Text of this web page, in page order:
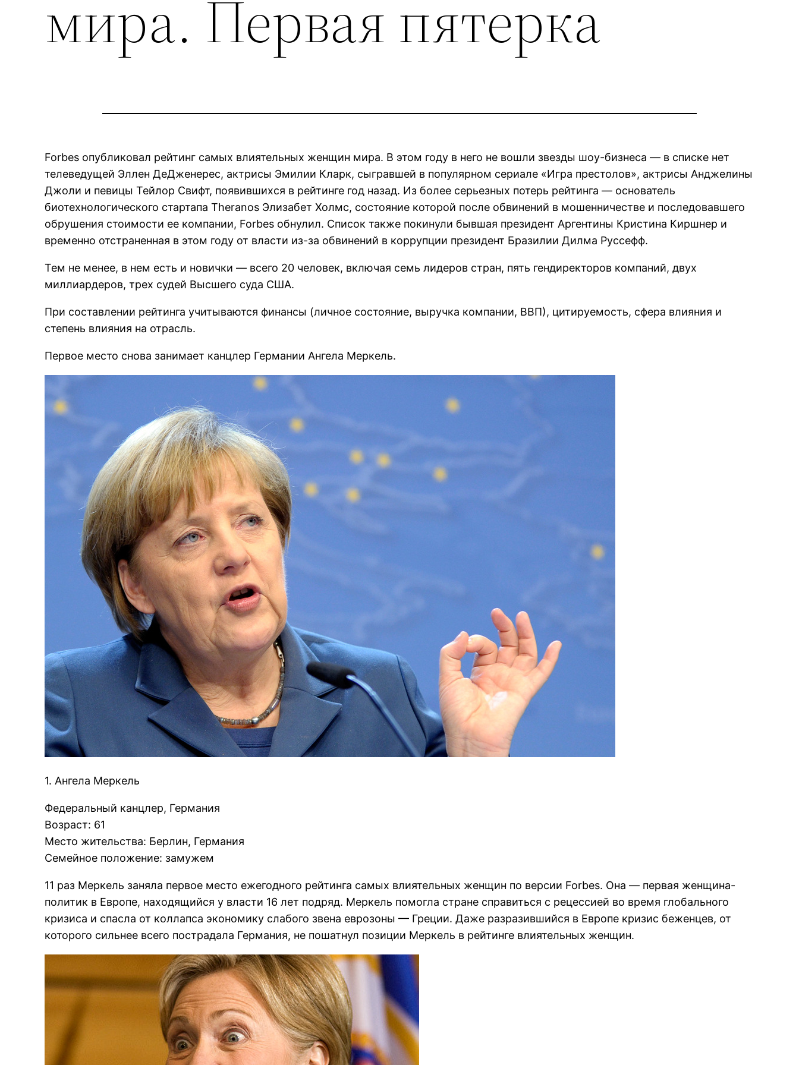
мира. Первая пятерка
Forbes опубликовал рейтинг самых влиятельных женщин мира. В этом году в него не вошли звезды шоу-бизнеса — в списке нет
телеведущей Эллен ДеДженерес, актрисы Эмилии Кларк, сыгравшей в популярном сериале «Игра престолов», актрисы Анджелины
Джоли и певицы Тейлор Свифт, появившихся в рейтинге год назад. Из более серьезных потерь рейтинга — основатель
биотехнологического стартапа Theranos Элизабет Холмс, состояние которой после обвинений в мошенничестве и последовавшего
обрушения стоимости ее компании, Forbes обнулил. Список также покинули бывшая президент Аргентины Кристина Киршнер и
временно отстраненная в этом году от власти из-за обвинений в коррупции президент Бразилии Дилма Руссефф.
Тем не менее, в нем есть и новички — всего 20 человек, включая семь лидеров стран, пять гендиректоров компаний, двух
миллиардеров, трех судей Высшего суда США.
При составлении рейтинга учитываются финансы (личное состояние, выручка компании, ВВП), цитируемость, сфера влияния и
степень влияния на отрасль.
Первое место снова занимает канцлер Германии Ангела Меркель.
1. Ангела Меркель
Федеральный канцлер, Германия
Возраст: 61
Место жительства: Берлин, Германия
Семейное положение: замужем
11 раз Меркель заняла первое место ежегодного рейтинга самых влиятельных женщин по версии Forbes. Она — первая женщина-
политик в Европе, находящийся у власти 16 лет подряд. Меркель помогла стране справиться с рецессией во время глобального
кризиса и спасла от коллапса экономику слабого звена еврозоны — Греции. Даже разразившийся в Европе кризис беженцев, от
которого сильнее всего пострадала Германия, не пошатнул позиции Меркель в рейтинге влиятельных женщин.